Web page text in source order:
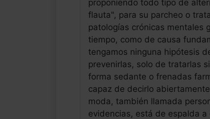
proponiendo todo tipo de
flauta", para su parcheo o
patologías crónicas mentales
tiempo, como de causa
tengamos ninguna hipótesis
prevenirlas, solo de tratarlas
forma sedante o frenadas
capaz de decirlo
moda, también llamada
evidencias, está de espalda